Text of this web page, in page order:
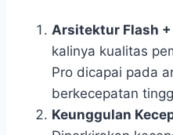
Arsitektur Flash
kalinya kualitas
Pro dicapai pada
berkecepatan
Keunggulan